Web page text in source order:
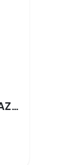
RELOJ JAGUAR J682 45MM AZUL/PLATA